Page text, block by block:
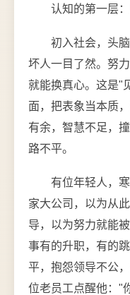
认知的第一层
初入社会，头
坏人一目了然。努
就能换真心。这是"
面，把表象当本质
有余，智慧不足，
路不平。
有位年轻人，
家大公司，以为从
导，以为努力就能
事有的升职，有的
平，抱怨领导不公
位老员工点醒他："